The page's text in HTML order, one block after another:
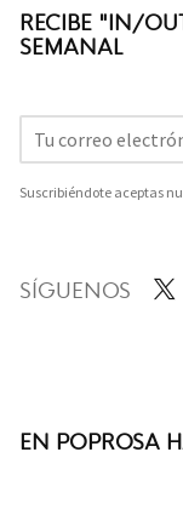
RECIBE "IN/
SEMANAL
Suscribiéndote aceptas
SÍGUENOS
EN POPROSA